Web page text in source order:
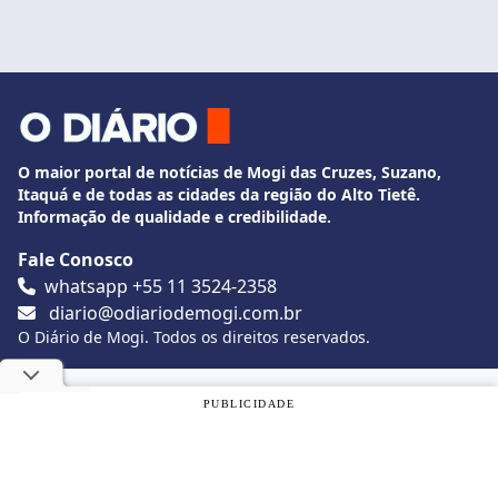
O maior portal de notícias de Mogi das Cruzes, Suzano,
Itaquá e de todas as cidades da região do Alto Tietê.
Informação de qualidade e credibilidade.
Fale Conosco
whatsapp +55 11 3524-2358
diario@odiariodemogi.com.br
O Diário de Mogi. Todos os direitos reservados.
Siga O Diário nas redes sociais
Utilizamos cookies, de acordo com a nossa
PUBLICIDADE